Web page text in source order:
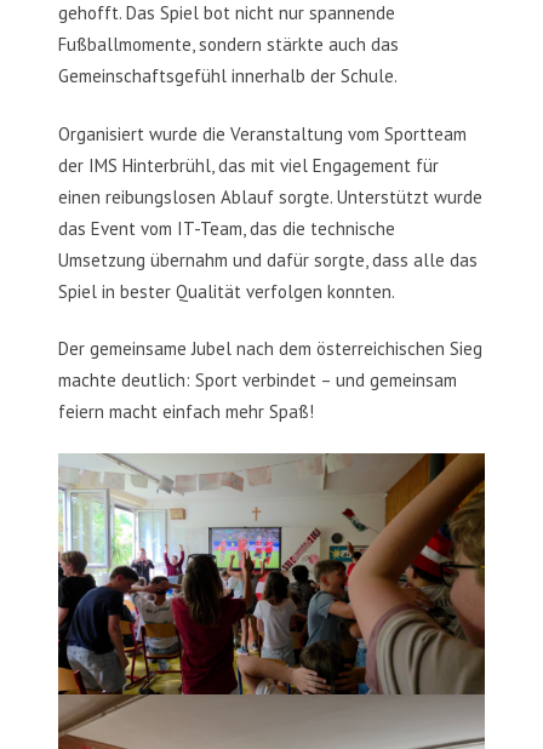
gehofft. Das Spiel bot nicht nur spannende
Fußballmomente, sondern stärkte auch das
Gemeinschaftsgefühl innerhalb der Schule.
Organisiert wurde die Veranstaltung vom Sportteam
der IMS Hinterbrühl, das mit viel Engagement für
einen reibungslosen Ablauf sorgte. Unterstützt wurde
das Event vom IT-Team, das die technische
Umsetzung übernahm und dafür sorgte, dass alle das
Spiel in bester Qualität verfolgen konnten.
Der gemeinsame Jubel nach dem österreichischen Sieg
machte deutlich: Sport verbindet – und gemeinsam
feiern macht einfach mehr Spaß!